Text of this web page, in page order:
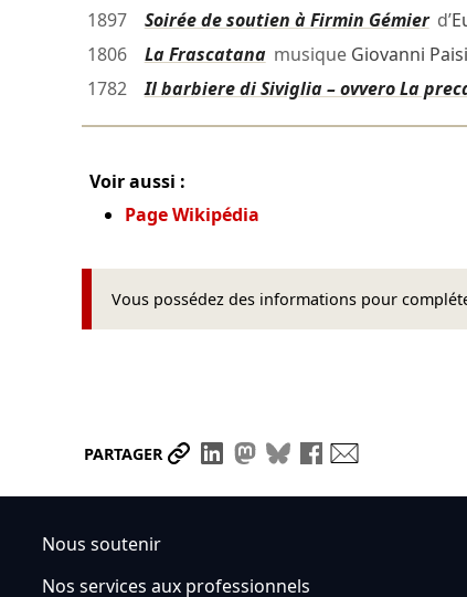
1897
Soirée de soutien à Firmin Gémierd’
1806
La Frascatanamusique Giovanni
1782
Il barbiere di Siviglia – ovvero La
Voir aussi :
Page Wikipédia
Vous possédez des informations pour
PARTAGER Partager le lien
Partager sur LinkedIn
Partager sur Mastodon
Partager sur Bluesky
Partager sur
Nous soutenir
Nos services aux professionnels